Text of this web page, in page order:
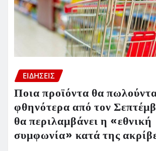
ΕΙΔΗΣΕΙΣ
Ποια προϊόντα θα
φθηνότερα από τον
θα περιλαμβάνει η «εθνική
συμφωνία» κατά της